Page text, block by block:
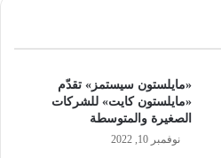
«مايلستون سيستمز» تقدّم
«مايلستون كايت» للشركات
الصغيرة والمتوسطة
نوفمبر 10, 2022